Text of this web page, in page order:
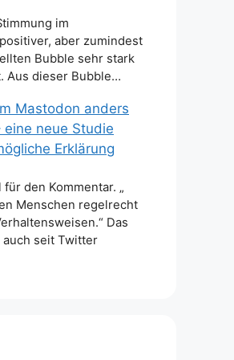
im
aber zumindest
Bubble sehr stark
Aus dieser Bubble…
Mastodon anders
eine neue Studie
Erklärung
den Kommentar. „
Menschen regelrecht
Das
auch seit Twitter